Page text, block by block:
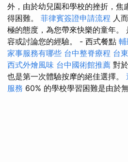
外，由於幼兒園和學校的挫折，焦
得困難。 菲律賓簽證申請流程 人
極的態度，為您帶來快樂的童年。
容或討論您的經驗。 - 西式餐點
家事服務有哪些 台中整脊療程 台
西式外燴風味 台中國術館推薦 對
也是第一次體驗按摩的絕佳選擇。
服務 60% 的學校學習困難是由於